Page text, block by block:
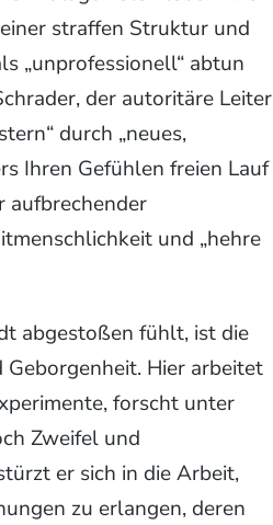
straffen Struktur und
„unprofessionell“ abtun
der autoritäre Leiter
durch „neues,
Ihren Gefühlen freien Lauf
aufbrechender
und „hehre
abgestoßen fühlt, ist die
Hier arbeitet
forscht unter
Zweifel und
er sich in die Arbeit,
zu erlangen, deren